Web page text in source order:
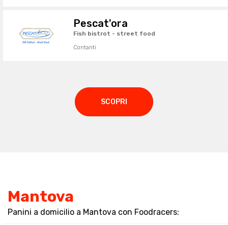
Pescat'ora
Fish bistrot - street food
Contanti
SCOPRI
Mantova
Panini a domicilio a Mantova con Foodracers: